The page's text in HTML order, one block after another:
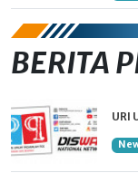
BERITA
URI